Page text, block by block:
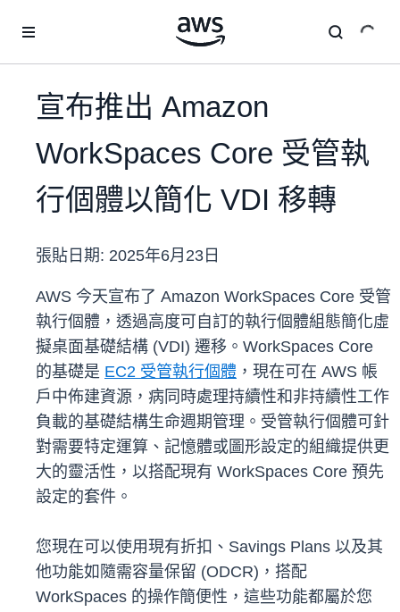
宣布推出 Amazon
WorkSpaces Core 受管執
行個體以簡化 VDI 移轉
張貼日期: 2025年6月23日
AWS 今天宣布了 Amazon WorkSpaces Core 受管
執行個體，透過高度可自訂的執行個體組態簡化虛
擬桌面基礎結構 (VDI) 遷移。WorkSpaces Core
的基礎是 EC2 受管執行個體 ，現在可在 AWS 帳
戶中佈建資源，病同時處理持續性和非持續性工作
負載的基礎結構生命週期管理。受管執行個體可針
對需要特定運算、記憶體或圖形設定的組織提供更
大的靈活性，以搭配現有 WorkSpaces Core 預先
設定的套件。
您現在可以使用現有折扣、Savings Plans 以及其
他功能如隨需容量保留 (ODCR)，搭配
WorkSpaces 的操作簡便性，這些功能都屬於您